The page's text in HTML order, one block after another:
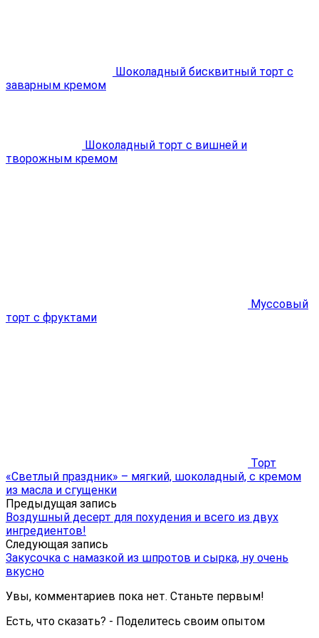
Шоколадный бисквитный торт с
заварным кремом
Шоколадный торт с вишней и
творожным кремом
Муссовый
торт с фруктами
Торт
«Светлый праздник» – мягкий, шоколадный, с кремом
из масла и сгущенки
Предыдущая запись
Воздушный десерт для похудения и всего из двух
ингредиентов!
Следующая запись
Закусочка с намазкой из шпротов и сырка, ну очень
вкусно
Увы, комментариев пока нет. Станьте первым!
Есть, что сказать? - Поделитесь своим опытом